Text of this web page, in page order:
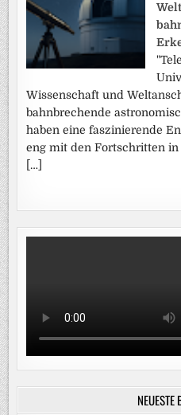
Wissenschaft und
bahnbrechende
haben eine faszinierende
eng mit den Fortschritten
[…]
NEUESTE